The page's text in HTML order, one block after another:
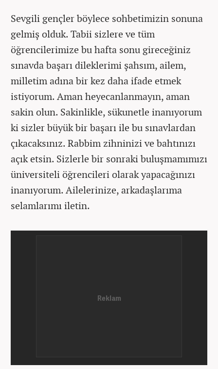
Sevgili gençler böylece sohbetimizin sonuna
gelmiş olduk. Tabii sizlere ve tüm
öğrencilerimize bu hafta sonu gireceğiniz
sınavda başarı dileklerimi şahsım, ailem,
milletim adına bir kez daha ifade etmek
istiyorum. Aman heyecanlanmayın, aman
sakin olun. Sakinlikle, sükunetle inanıyorum
ki sizler büyük bir başarı ile bu sınavlardan
çıkacaksınız. Rabbim zihninizi ve bahtınızı
açık etsin. Sizlerle bir sonraki buluşmamımızı
üniversiteli öğrencileri olarak yapacağınızı
inanıyorum. Ailelerinize, arkadaşlarıma
selamlarımı iletin.